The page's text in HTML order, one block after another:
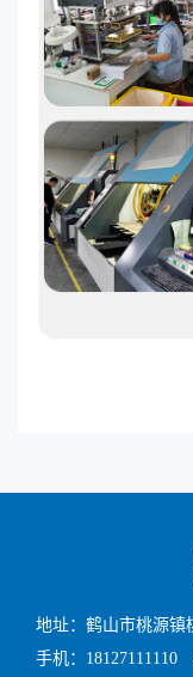
地址：鹤山市桃源镇
手机：18127111110